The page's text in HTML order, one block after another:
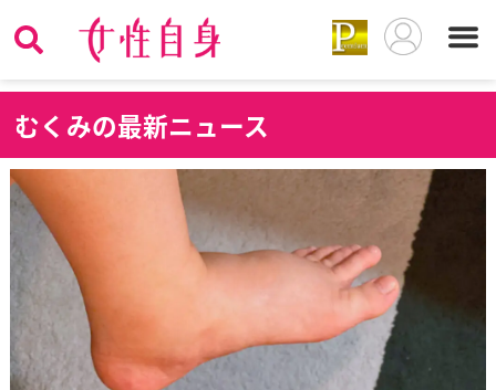
むくみの最新ニュース